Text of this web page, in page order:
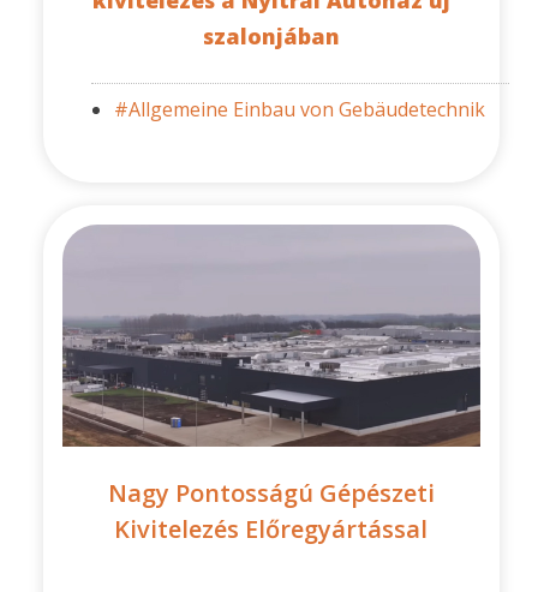
szalonjában
#Allgemeine Einbau von Gebäudetechnik
Nagy Pontosságú Gépészeti
Kivitelezés Előregyártással